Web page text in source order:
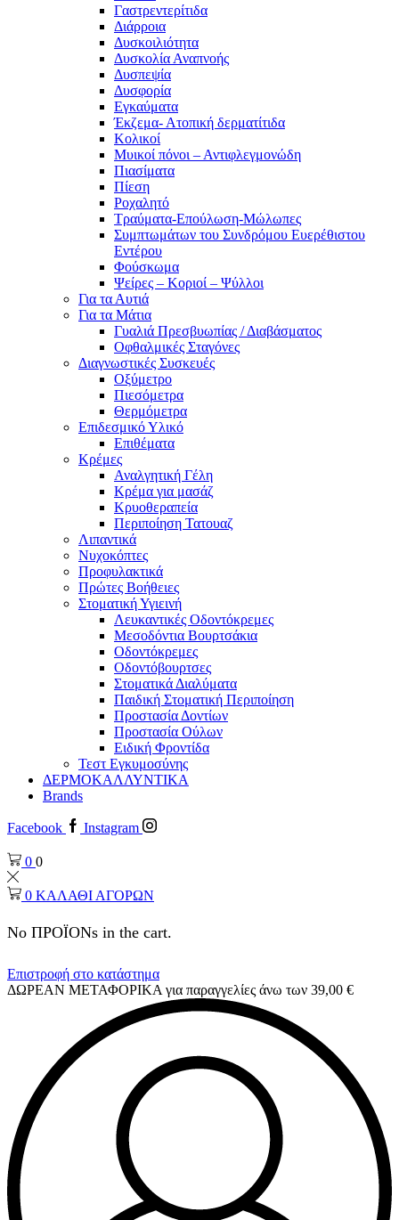
Γαστρεντερίτιδα
Διάρροια
Δυσκοιλιότητα
Δυσκολία Αναπνοής
Δυσπεψία
Δυσφορία
Εγκαύματα
Έκζεμα- Ατοπική δερματίτιδα
Κολικοί
Μυικοί πόνοι – Αντιφλεγμονώδη
Πιασίματα
Πίεση
Ροχαλητό
Τραύματα-Επούλωση-Μώλωπες
Συμπτωμάτων του Συνδρόμου Ευερέθιστου
Εντέρου
Φούσκωμα
Ψείρες – Κοριοί – Ψύλλοι
Για τα Αυτιά
Για τα Μάτια
Γυαλιά Πρεσβυωπίας / Διαβάσματος
Οφθαλμικές Σταγόνες
Διαγνωστικές Συσκευές
Οξύμετρο
Πιεσόμετρα
Θερμόμετρα
Επιδεσμικό Υλικό
Επιθέματα
Κρέμες
Αναλγητική Γέλη
Κρέμα για μασάζ
Κρυοθεραπεία
Περιποίηση Τατουαζ
Λιπαντικά
Νυχοκόπτες
Προφυλακτικά
Πρώτες Βοήθειες
Στοματική Υγιεινή
Λευκαντικές Οδοντόκρεμες
Μεσοδόντια Βουρτσάκια
Οδοντόκρεμες
Οδοντόβουρτσες
Στοματικά Διαλύματα
Παιδική Στοματική Περιποίηση
Προστασία Δοντίων
Προστασία Ούλων
Ειδική Φροντίδα
Τεστ Εγκυμοσύνης
ΔΕΡΜΟΚΑΛΛΥΝΤΙΚΑ
Brands
Facebook Instagram
0 0
0 ΚΑΛΑΘΙ ΑΓΟΡΩΝ
No ΠΡΟΪΟΝs in the cart.
Επιστροφή στο κατάστημα
ΔΩΡΕΑΝ ΜΕΤΑΦΟΡΙΚΑ για παραγγελίες άνω των 39,00 €